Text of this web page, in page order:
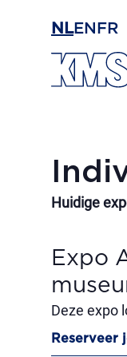
NLEN FR
Huidige
Expo
Deze expo
Reserveer